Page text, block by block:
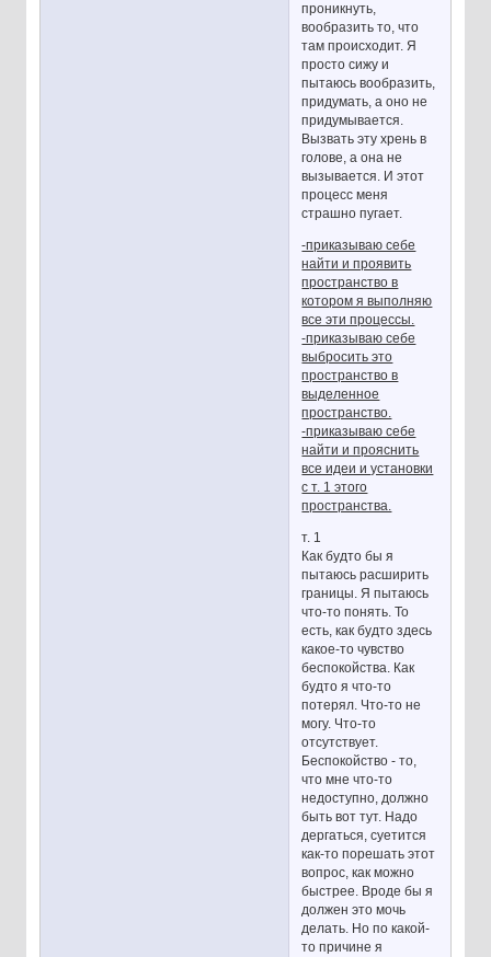
проникнуть,
вообразить то, что
там происходит. Я
просто сижу и
пытаюсь вообразить,
придумать, а оно не
придумывается.
Вызвать эту хрень в
голове, а она не
вызывается. И этот
процесс меня
страшно пугает.
-приказываю себе
найти и проявить
пространство в
котором я выполняю
все эти процессы.
-приказываю себе
выбросить это
пространство в
выделенное
пространство.
-приказываю себе
найти и прояснить
все идеи и установки
с т. 1 этого
пространства.
т. 1
Как будто бы я
пытаюсь расширить
границы. Я пытаюсь
что-то понять. То
есть, как будто здесь
какое-то чувство
беспокойства. Как
будто я что-то
потерял. Что-то не
могу. Что-то
отсутствует.
Беспокойство - то,
что мне что-то
недоступно, должно
быть вот тут. Надо
дергаться, суетится
как-то порешать этот
вопрос, как можно
быстрее. Вроде бы я
должен это мочь
делать. Но по какой-
то причине я